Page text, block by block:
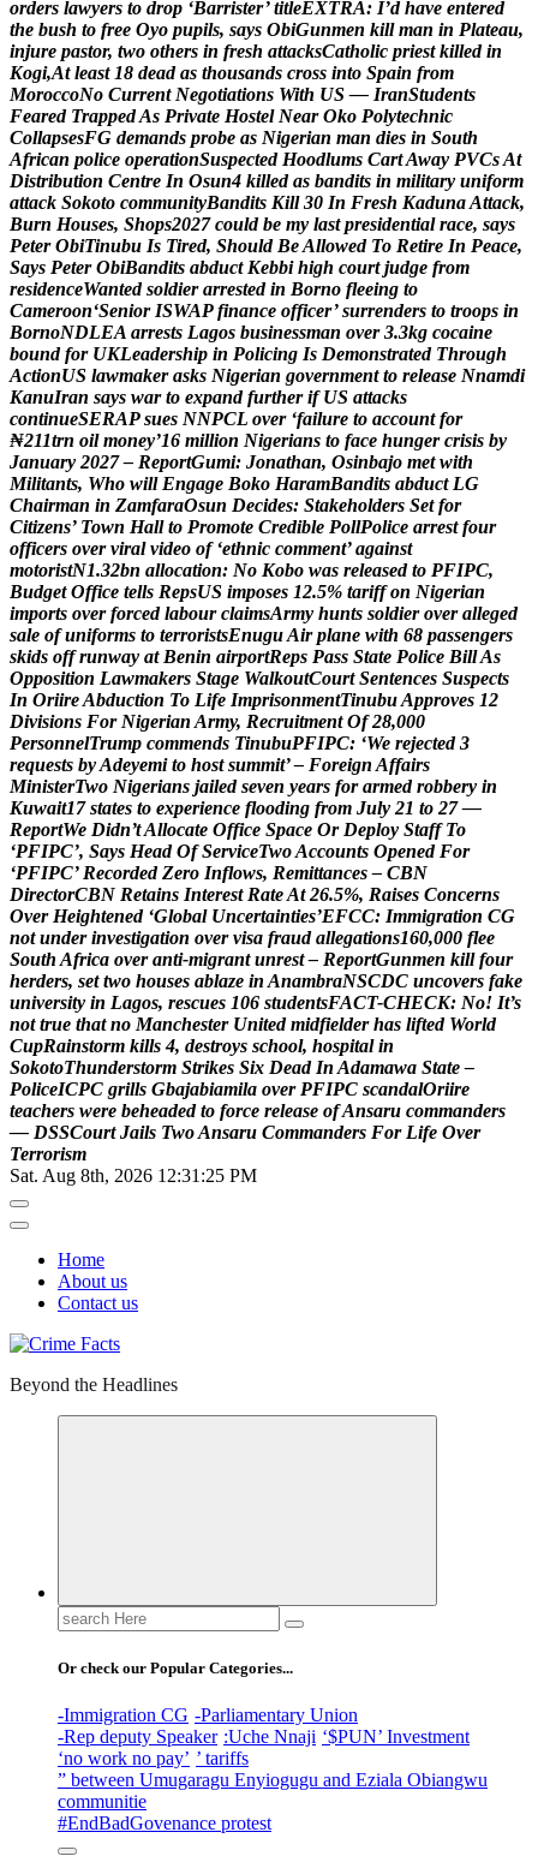
orders lawyers to drop ‘Barrister’ titleEXTRA: I’d have entered
the bush to free Oyo pupils, says ObiGunmen kill man in Plateau,
injure pastor, two others in fresh attacksCatholic priest killed in
Kogi,At least 18 dead as thousands cross into Spain from
MoroccoNo Current Negotiations With US — IranStudents
Feared TrappedAs Private Hostel Near Oko Polytechnic
CollapsesFG demands probe as Nigerian man dies in South
African police operationSuspected Hoodlums CartAway PVCsAt
Distribution Centre In Osun4 killed as bandits in military uniform
attack Sokoto communityBandits Kill 30 In Fresh KadunaAttack,
Burn Houses, Shops2027 could be my last presidential race, says
Peter ObiTinubu Is Tired, Should BeAllowed To Retire In Peace,
Says Peter ObiBandits abduct Kebbi high court judge from
residenceWanted soldier arrested in Borno fleeing to
Cameroon‘Senior ISWAP finance officer’ surrenders to troops in
BornoNDLEA arrests Lagos businessman over 3.3kg cocaine
bound for UKLeadership in Policing Is Demonstrated Through
ActionUS lawmaker asks Nigerian government to release Nnamdi
KanuIran says war to expand further if US attacks
continueSERAP sues NNPCL over ‘failure to account for
₦211trn oil money’16 million Nigerians to face hunger crisis by
January 2027 – ReportGumi: Jonathan, Osinbajo met with
Militants, Who will Engage Boko HaramBandits abduct LG
Chairman in ZamfaraOsun Decides: Stakeholders Set for
Citizens’ Town Hall to Promote Credible PollPolice arrest four
officers over viral video of ‘ethnic comment’ against
motoristN1.32bn allocation: No Kobo was released to PFIPC,
Budget Office tells RepsUS imposes 12.5% tariff on Nigerian
imports over forced labour claimsArmy hunts soldier over alleged
sale of uniforms to terroristsEnuguAir plane with 68 passengers
skids off runway at Benin airportReps Pass State Police BillAs
Opposition Lawmakers Stage WalkoutCourt Sentences Suspects
In OriireAbduction To Life ImprisonmentTinubuApproves 12
Divisions For Nigerian Army, Recruitment Of 28,000
PersonnelTrump commends TinubuPFIPC: ‘We rejected 3
requests byAdeyemi to host summit’ – Foreign Affairs
MinisterTwo Nigerians jailed seven years for armed robbery in
Kuwait17 states to experience flooding from July 21 to 27 —
ReportWe Didn’tAllocate Office Space Or Deploy Staff To
‘PFIPC’, Says Head Of ServiceTwoAccounts Opened For
‘PFIPC’ Recorded Zero Inflows, Remittances – CBN
DirectorCBN Retains Interest RateAt 26.5%, Raises Concerns
Over Heightened ‘Global Uncertainties’EFCC: Immigration CG
not under investigation over visa fraud allegations160,000 flee
South Africa over anti-migrant unrest – ReportGunmen kill four
herders, set two houses ablaze in AnambraNSCDC uncovers fake
university in Lagos, rescues 106 studentsFACT-CHECK: No! It’s
not true that no Manchester United midfielder has lifted World
CupRainstorm kills 4, destroys school, hospital in
SokotoThunderstorm Strikes Six Dead In Adamawa State –
PoliceICPC grills Gbajabiamila over PFIPC scandalOriire
teachers were beheaded to force release ofAnsaru commanders
— DSSCourt Jails TwoAnsaru Commanders For Life Over
Terrorism
Sat. Aug 8th, 2026 12:31:25 PM
Home
About us
Contact us
Beyond the Headlines
Search
for:
Or check our Popular Categories...
-Immigration CG -Parliamentary Union
-Rep deputy Speaker :Uche Nnaji ‘$PUN’ Investment
‘no work no pay’ ’ tariffs
” between Umugaragu Enyiogugu and Eziala Obiangwu
communitie
#EndBadGovenance protest